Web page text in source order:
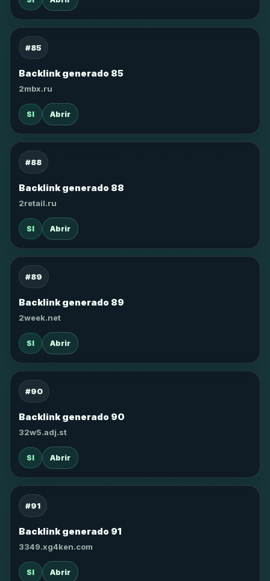
#85
Backlink generado 85
2mbx.ru
SI Abrir
#88
Backlink generado 88
2retail.ru
SI Abrir
#89
Backlink generado 89
2week.net
SI Abrir
#90
Backlink generado 90
32w5.adj.st
SI Abrir
#91
Backlink generado 91
3349.xg4ken.com
SI Abrir